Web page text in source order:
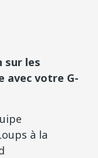
sur les
avec votre G-
à la